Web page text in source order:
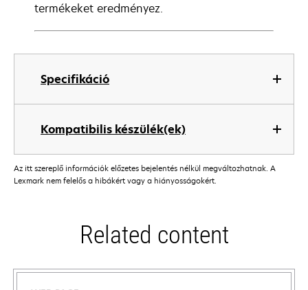
Specifikáció
Kompatibilis készülék(ek)
termékeket eredményez.
Az itt szereplő információk előzetes bejelentés nélkül megváltozhatnak. A
Lexmark nem felelős a hibákért vagy a hiányosságokért.
Related content